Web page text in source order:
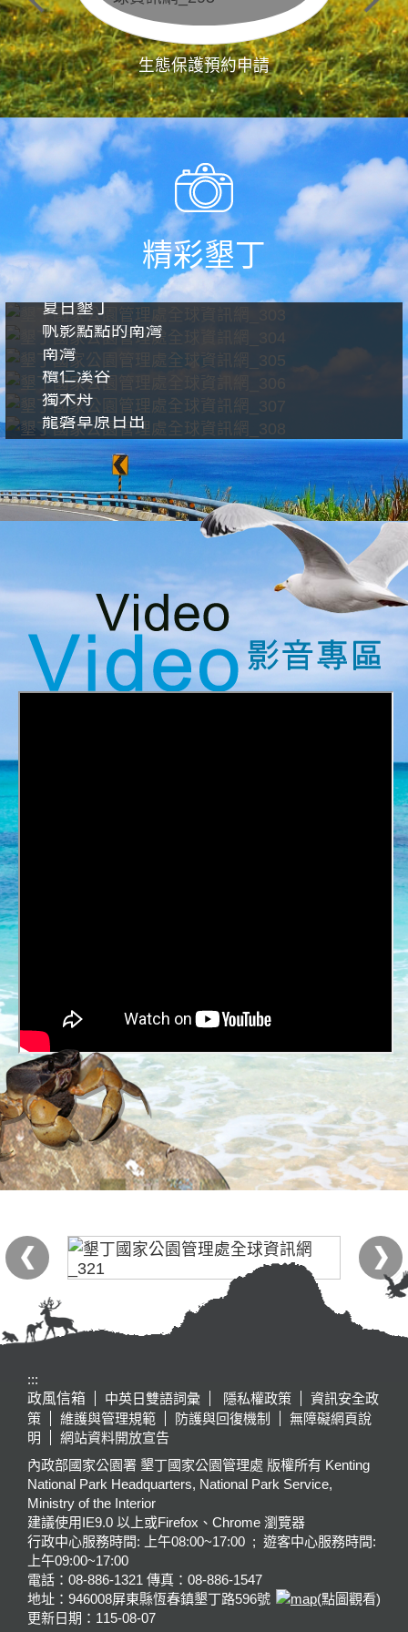
生態保護預約申請
精彩墾丁
夏日墾丁
帆影點點的南灣
南灣
欖仁溪谷
獨木舟
龍磐草原日出
:::
政風信箱
中英日雙語詞彙 隱私權政策
資訊安全政
策
維護與管理規範 防護與回復機制
無障礙網頁說
明
網站資料開放宣告
內政部國家公園署 墾丁國家公園管理處 版權所有 Kenting
National Park Headquarters, National Park Service,
Ministry of the Interior
建議使用IE9.0 以上或Firefox、Chrome 瀏覽器
行政中心服務時間: 上午08:00~17:00 ; 遊客中心服務時間:
上午09:00~17:00
電話：08-886-1321 傳真：08-886-1547
地址：946008屏東縣恆春鎮墾丁路596號
(點圖觀看)
更新日期： 115-08-07